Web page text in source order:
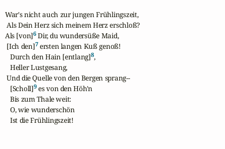
War's nicht auch zur jungen Frühlingszeit,
Als Dein Herz sich meinem Herz erschloß?
Als [von]6 Dir, du wundersüße Maid,
[Ich den]7 ersten langen Kuß genoß!
   Durch den Hain [entlang]
8,
   Heller Lustgesang,
Und die Quelle von den Bergen sprang--
   [Scholl]
9 es von den Höh'n
   Bis zum Thale weit:
   O, wie wunderschön
   Ist die Frühlingszeit!